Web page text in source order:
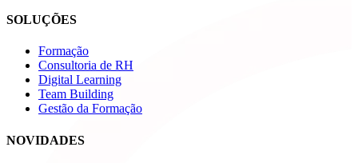
SOLUÇÕES
Formação
Consultoria de RH
Digital Learning
Team Building
Gestão da Formação
NOVIDADES